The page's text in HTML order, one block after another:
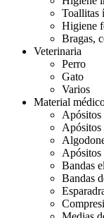
Toallitas
Higiene
Bragas,
Veterinaria
Perro
Gato
Varios
Material
Apósitos
Apósitos
Apósitos
Bandas
Bandas